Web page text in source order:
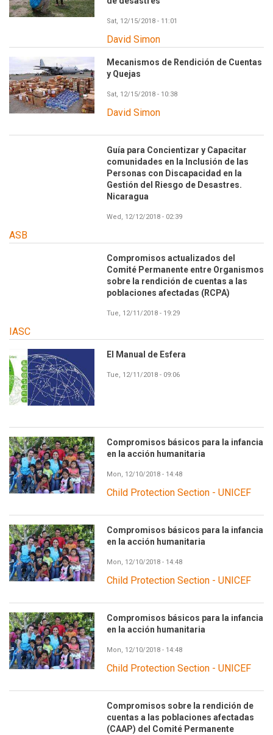
Sat, 12/15/2018 - 11:01
David Simon
Mecanismos de Rendición de Cuentas
y Quejas
Sat, 12/15/2018 - 10:38
David Simon
Guía para Concientizar y Capacitar
comunidades en la Inclusión de las
Personas con Discapacidad en la
Gestión del Riesgo de Desastres.
Nicaragua
Wed, 12/12/2018 - 02:39
ASB
Compromisos actualizados del
Comité Permanente entre Organismos
sobre la rendición de cuentas a las
poblaciones afectadas (RCPA)
Tue, 12/11/2018 - 19:29
IASC
El Manual de Esfera
Tue, 12/11/2018 - 09:06
Compromisos básicos para la infancia
en la acción humanitaria
Mon, 12/10/2018 - 14:48
Child Protection Section - UNICEF
Compromisos básicos para la infancia
en la acción humanitaria
Mon, 12/10/2018 - 14:48
Child Protection Section - UNICEF
Compromisos básicos para la infancia
en la acción humanitaria
Mon, 12/10/2018 - 14:48
Child Protection Section - UNICEF
Compromisos sobre la rendición de
cuentas a las poblaciones afectadas
(CAAP) del Comité Permanente